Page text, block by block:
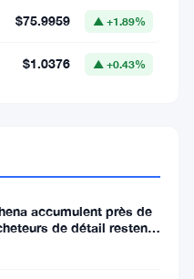
$75.9959 ▲ +1.89%
$1.0376 ▲ +0.43%
accumulent près de
de détail restent